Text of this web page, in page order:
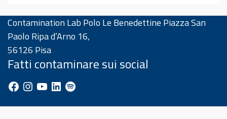
Contamination Lab Polo Le Benedettine Piazza San
Paolo Ripa d’Arno 16,
56126 Pisa
Fatti contaminare sui social
Facebook
Instagram
YouTube
LinkedInSpotify